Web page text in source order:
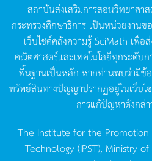
สถาบันส่งเสริมการสอนวิทยาศา
กระทรวงศึกษาธิการ เป็นหน่วยงานข
เว็บไซต์คลังความรู้SciMath เพื่อ
คณิตศาสตร์และเทคโนโลยีทุกระดับก
พื้นฐานเป็นหลัก หากท่านพบว่ามีข้
ทรัพย์สินทางปัญญาปรากฏอยู่ในเว็บไ
การแก้ปัญหาดังกล่า
The Institute for the
Technology (IPST), Ministry